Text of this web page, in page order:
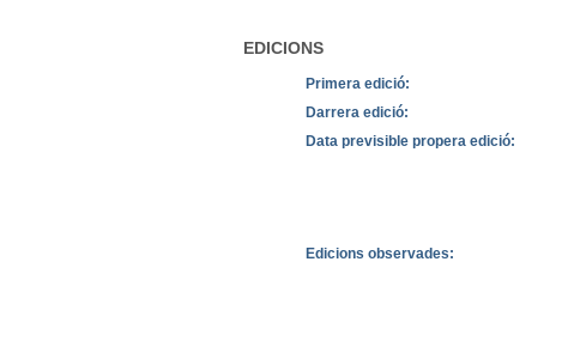
EDICIONS
Primera edició:
Darrera edició:
Data previsible propera edició:
Edicions observades: